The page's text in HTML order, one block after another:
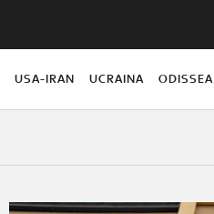
USA-IRAN UCRAINA ODISSEA